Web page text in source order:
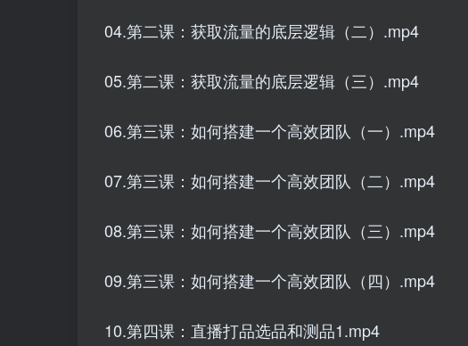
04.第二课：获取流量的底层逻辑（二）.mp4
05.第二课：获取流量的底层逻辑（三）.mp4
06.第三课：如何搭建一个高效团队（一）.mp4
07.第三课：如何搭建一个高效团队（二）.mp4
08.第三课：如何搭建一个高效团队（三）.mp4
09.第三课：如何搭建一个高效团队（四）.mp4
10.第四课：直播打品选品和测品1.mp4